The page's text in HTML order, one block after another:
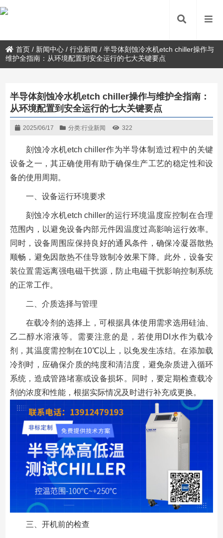
首页 / 新闻中心 /行业新闻 /半导体刻蚀冷水机etch chiller操作与
维护全指南：从环境配置到安全运行的七大关键要点
半导体刻蚀冷水机etch chiller操作与维护全指南：
从环境配置到安全运行的七大关键要点
2025/06/17 分类:行业新闻 322
刻蚀冷水机etch chiller作为半导体制造过程中的关键
设备之一，其正确使用有助于确保生产工艺的稳定性和设
备的使用周期。
一、设备运行环境要求
刻蚀冷水机etch chiller的运行环境温度应控制在合理
范围内，以避免设备内部元件因温度过高影响运行效率。
同时，设备周围应保持良好的通风条件，确保冷凝器散热
顺畅，避免因散热不佳导致制冷效果下降。此外，设备安
装位置需远离强电磁干扰源，防止电磁干扰影响控制系统
的正常工作。
二、介质选择与管理
在载冷剂的选择上，可根据具体使用需求选用硅油、
乙二醇水溶液等。需要注意的是，若使用DI水作为载冷
剂，其温度需控制在10℃以上，以免发生冻结。在添加载
冷剂时，应确保介质的纯度和清洁度，避免杂质进入循环
系统，造成管路堵塞或设备损坏。同时，要定期检查载冷
剂的浓度和性能，根据实际情况及时进行补充或更换。
三、开机前的检查